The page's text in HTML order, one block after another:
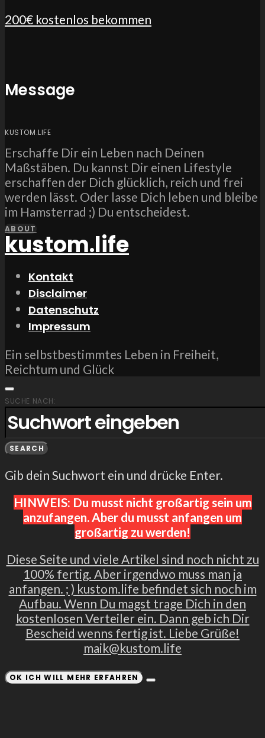
200€ kostenlos bekommen
Message
KUSTOM.LIFE
Erschaffe Dir ein Leben nach Deinen
Maßstäben. Du kannst Dir einen Lifestyle
erschaffen der Dich glücklich, reich und frei
werden lässt. Oder lasse Dich leben und bleibe
im Hamsterrad ;) Du entscheidest.
ABOUT
kustom.life
Kontakt
Disclaimer
Datenschutz
Impressum
Ein selbstbestimmtes Leben in Freiheit,
Reichtum und Glück
SUCHE NACH:
SEARCH
Gib dein Suchwort ein und drücke Enter.
HINWEIS: Du musst nicht großartig sein um
anzufangen. Aber du musst anfangen um
großartig zu werden!
Diese Seite und viele Artikel sind noch nicht zu
100% fertig. Aber irgendwo muss man ja
anfangen. ; ) kustom.life befindet sich noch im
Aufbau. Wenn Du magst trage Dich in den
kostenlosen Verteiler ein. Dann geb ich Dir
Bescheid wenns fertig ist. Liebe Grüße!
maik@kustom.life
OK ICH WILL MEHR ERFAHREN